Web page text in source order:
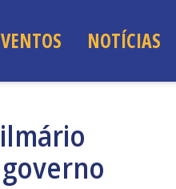
NOTÍCIAS